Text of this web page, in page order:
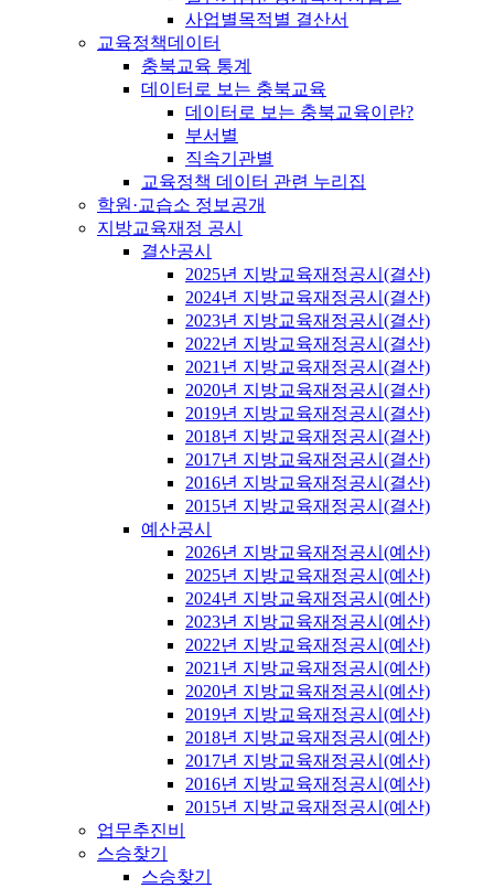
사업별목적별 결산서
교육정책데이터
충북교육 통계
데이터로 보는 충북교육
데이터로 보는 충북교육이란?
부서별
직속기관별
교육정책 데이터 관련 누리집
학원·교습소 정보공개
지방교육재정 공시
결산공시
2025년 지방교육재정공시(결산)
2024년 지방교육재정공시(결산)
2023년 지방교육재정공시(결산)
2022년 지방교육재정공시(결산)
2021년 지방교육재정공시(결산)
2020년 지방교육재정공시(결산)
2019년 지방교육재정공시(결산)
2018년 지방교육재정공시(결산)
2017년 지방교육재정공시(결산)
2016년 지방교육재정공시(결산)
2015년 지방교육재정공시(결산)
예산공시
2026년 지방교육재정공시(예산)
2025년 지방교육재정공시(예산)
2024년 지방교육재정공시(예산)
2023년 지방교육재정공시(예산)
2022년 지방교육재정공시(예산)
2021년 지방교육재정공시(예산)
2020년 지방교육재정공시(예산)
2019년 지방교육재정공시(예산)
2018년 지방교육재정공시(예산)
2017년 지방교육재정공시(예산)
2016년 지방교육재정공시(예산)
2015년 지방교육재정공시(예산)
업무추진비
스승찾기
스승찾기